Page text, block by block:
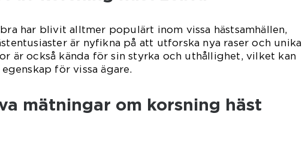
har blivit alltmer populärt inom vissa hästsamhällen,
är nyfikna på att utforska nya raser och unika
är också kända för sin styrka och uthållighet, vilket kan
för vissa ägare.
mätningar om korsning häst